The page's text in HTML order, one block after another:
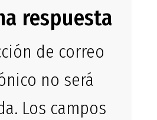
respuesta
de correo
no será
Los campos